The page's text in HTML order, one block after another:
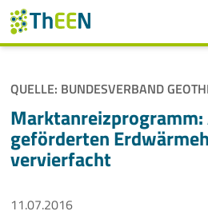
Navigation überspringen
ThEEN
Services
QUELLE: BUNDESVERBAND
Marktanreizprogramm:
geförderten
vervierfacht
11.07.2016